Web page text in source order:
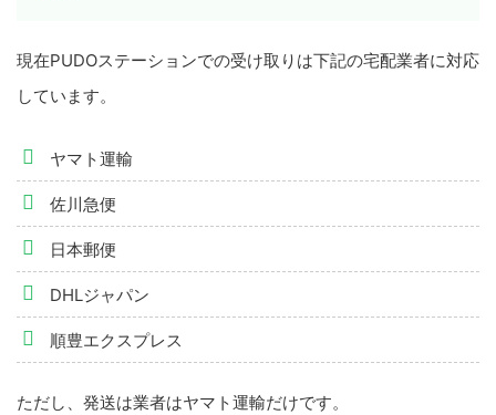
現在PUDOステーションでの受け取りは下記の宅配業者に対応
しています。
ヤマト運輸
佐川急便
日本郵便
DHLジャパン
順豊エクスプレス
ただし、発送は業者はヤマト運輸だけです。